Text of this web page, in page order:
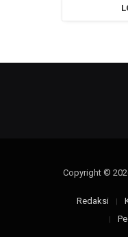
Copyright ©
Redaksi